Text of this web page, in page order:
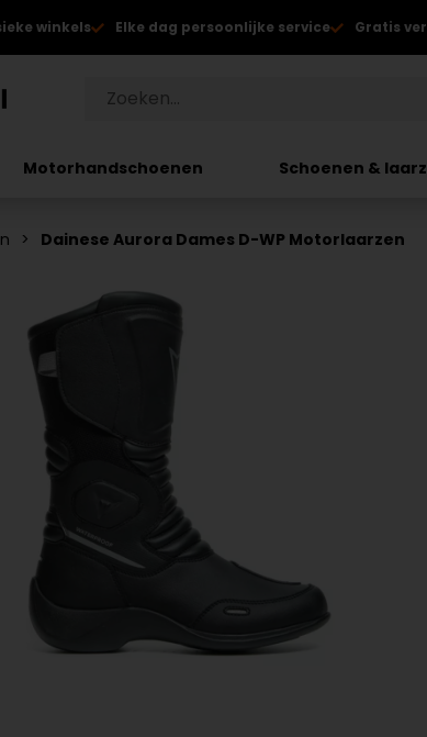
winkels Elke dag persoonlijke service Gratis
Motorhandschoenen Schoenen &
Dainese Aurora Dames D-WP Motorlaarzen